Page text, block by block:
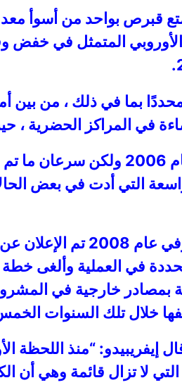
قبرص بواحد من
الشاملة من 158 إجراءً محددًا
في المراكز الحضرية
تم إنشاء شبكة كاميرات
التي أدت في بعض
في العملية وألغى
بمصادر خارجية في
خلال تلك السنوات
إيفريبيدو: “منذ
لا تزال قائمة وهي أن